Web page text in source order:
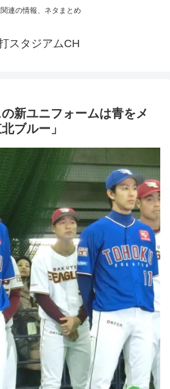
連の情報、ネタまとめ
スタジアムCH
新ユニフォームは青をメ
ブルー」